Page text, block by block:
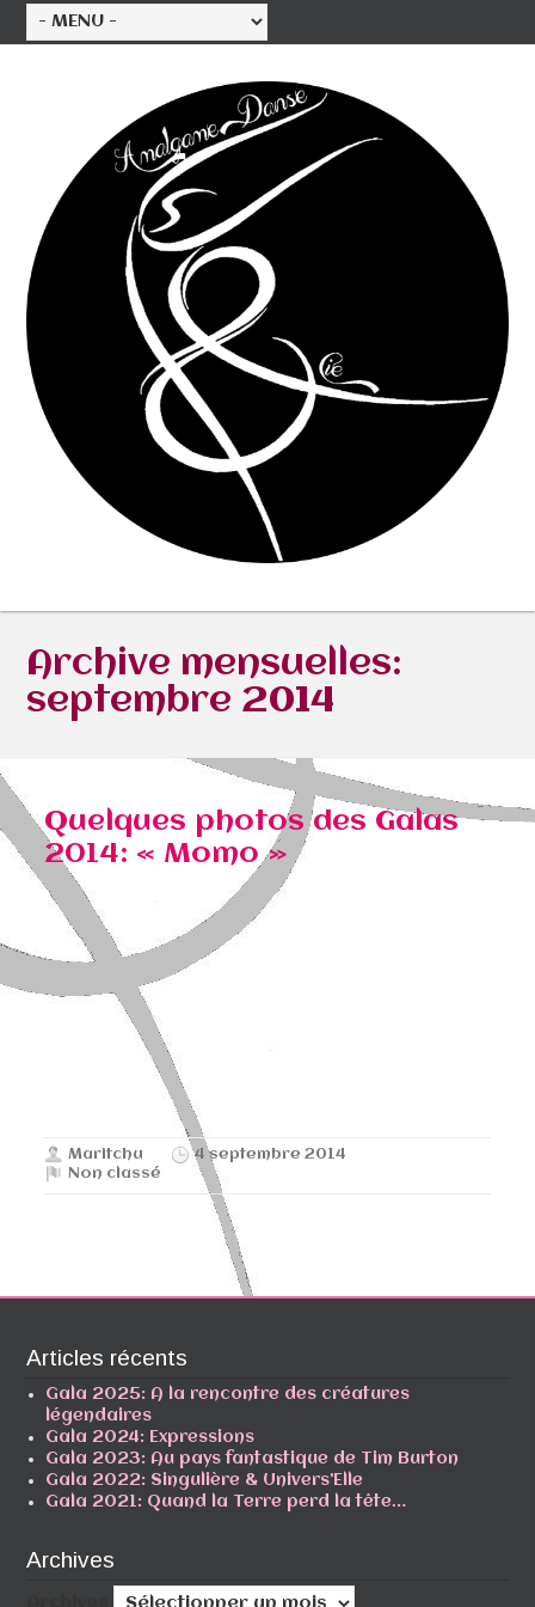
Archive mensuelles:
septembre 2014
Quelques photos des Galas
2014: « Momo »
Maritchu
4 septembre 2014
Non classé
Articles récents
Gala 2025: A la rencontre des créatures
légendaires
Gala 2024: Expressions
Gala 2023: Au pays fantastique de Tim Burton
Gala 2022: Singulière & Univers’Elle
Gala 2021: Quand la Terre perd la tête…
Archives